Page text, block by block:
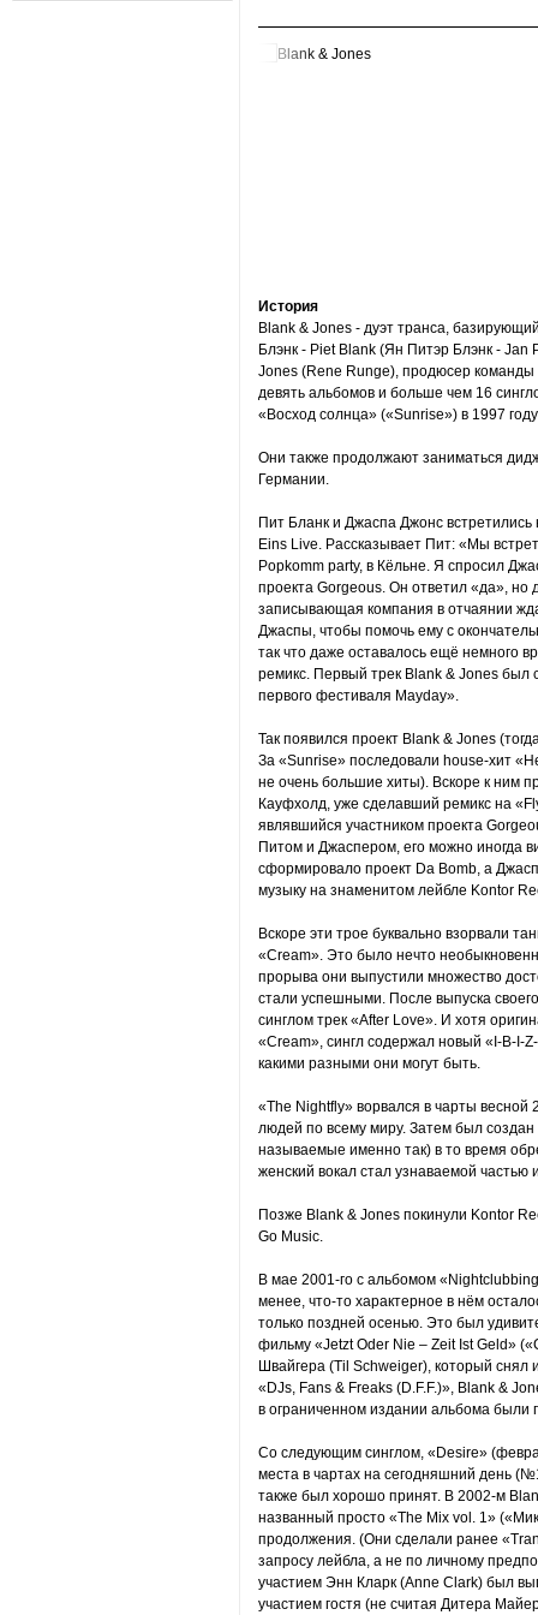
История
Blank & Jones - дуэт транса,
Блэнк - Piet Blank (Ян Питэр Блэнк -
Jones (Rene Runge), продюсер
девять альбомов и больше чем 16
«Восход солнца» («Sunrise») в 1997
Они также продолжают заниматься
Германии.
Пит Бланк и Джаспа Джонс
Eins Live. Рассказывает Пит: «Мы
Popkomm party, в Кёльне. Я спросил
проекта Gorgeous. Он ответил «да»,
записывающая компания в отчаянии
Джаспы, чтобы помочь ему с
так что даже оставалось ещё немного
ремикс. Первый трек Blank & Jones был
первого фестиваля Mayday».
Так появился проект Blank & Jones
За «Sunrise» последовали house-хит
не очень большие хиты). Вскоре к ним
Кауфхолд, уже сделавший ремикс на
являвшийся участником проекта
Питом и Джаспером, его можно иногда
сформировало проект Da Bomb, а
музыку на знаменитом лейбле Kontor
Вскоре эти трое буквально взорвали
«Cream». Это было нечто
прорыва они выпустили множество
стали успешными. После выпуска
синглом трек «After Love». И хотя
«Cream», сингл содержал новый «I-B-I-
какими разными они могут быть.
«The Nightfly» ворвался в чарты весной
людей по всему миру. Затем был
называемые именно так) в то время
женский вокал стал узнаваемой частью
Позже Blank & Jones покинули Kontor
Go Music.
В мае 2001-го с альбомом
менее, что-то характерное в нём
только поздней осенью. Это был
фильму «Jetzt Oder Nie – Zeit Ist Geld»
Швайгера (Til Schweiger), который
«DJs, Fans & Freaks (D.F.F.)», Blank &
в ограниченном издании альбома были
Со следующим синглом, «Desire»
места в чартах на сегодняшний день
также был хорошо принят. В 2002-м
названный просто «The Mix vol. 1»
продолжения. (Они сделали ранее
запросу лейбла, а не по личному
участием Энн Кларк (Anne Clark) был
участием гостя (не считая Дитера